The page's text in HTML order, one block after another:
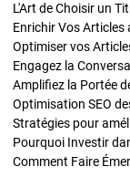
L'Art de Choisir un
Optimiser vos
Engagez la
Amplifiez la Portée